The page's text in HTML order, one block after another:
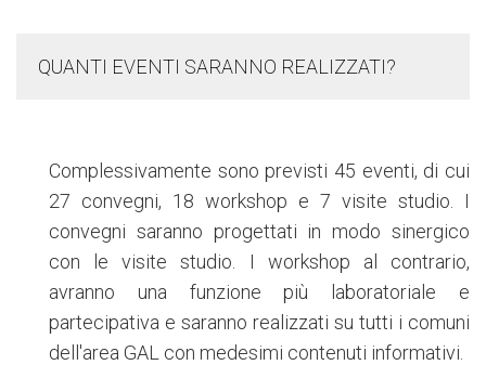
QUANTI EVENTI SARANNO REALIZZATI?
Complessivamente sono previsti 45 eventi, di cui
27 convegni, 18 workshop e 7 visite studio. I
convegni saranno progettati in modo sinergico
con le visite studio. I workshop al contrario,
avranno una funzione più laboratoriale e
partecipativa e saranno realizzati su tutti i comuni
dell'area GAL con medesimi contenuti informativi.